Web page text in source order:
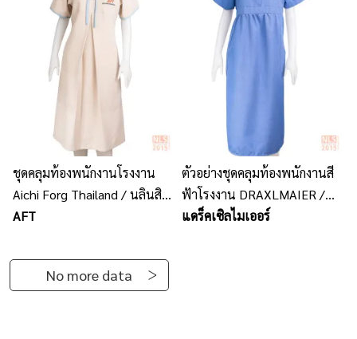
ชุดคลุมท้องพนักงานโรงงาน
Aichi Forg Thailand / นลินสิริ
รับตัดรับผลิตชุดคลุมท้อง
AFT
ตัวอย่างชุดคลุมท้องพนักงานสี
ฟ้าโรงงาน DRAXLMAIER /
นลินสิริ รับตัดชุดคลุมท้อง
แดร็คเซิลไมเออร์
No more data